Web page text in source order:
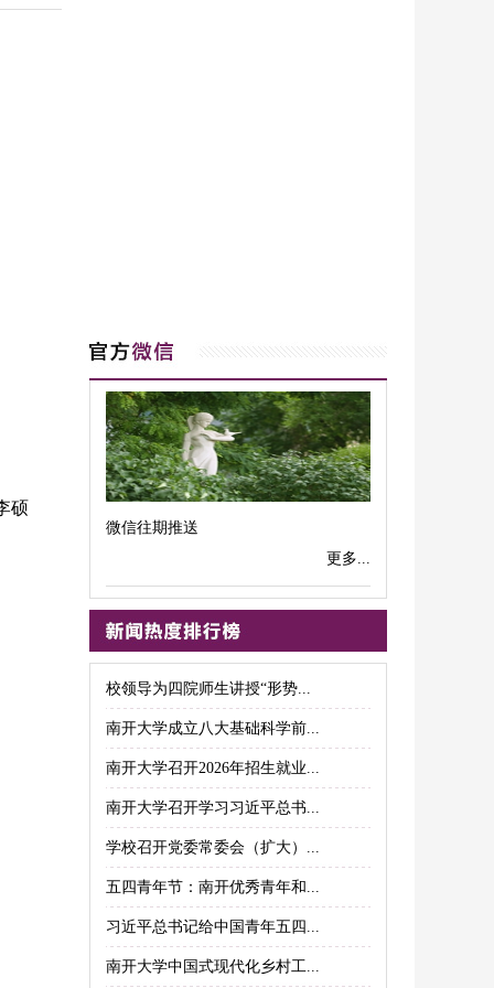
硕
微信往期推送
更多...
校领导为四院师生讲授“形势...
南开大学成立八大基础科学前...
南开大学召开2026年招生就业...
南开大学召开学习习近平总书...
学校召开党委常委会（扩大）...
五四青年节：南开优秀青年和...
习近平总书记给中国青年五四...
南开大学中国式现代化乡村工...